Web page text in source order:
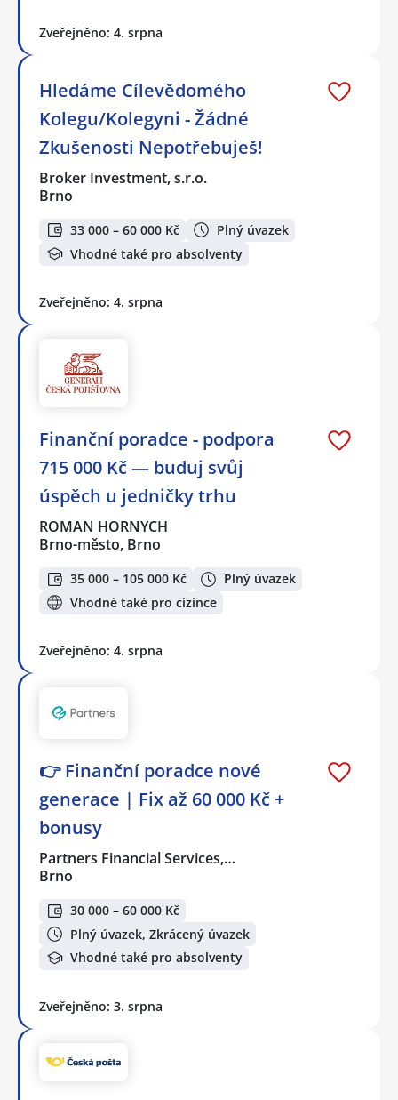
Zveřejněno: 4. srpna
Hledáme Cílevědomého
Kolegu/Kolegyni - Žádné
Zkušenosti Nepotřebuješ!
Broker Investment, s.r.o.
Brno
33 000 – 60 000 Kč
Plný úvazek
Vhodné také pro absolventy
Zveřejněno: 4. srpna
Finanční poradce - podpora
715 000 Kč — buduj svůj
úspěch u jedničky trhu
ROMAN HORNYCH
Brno-město, Brno
35 000 – 105 000 Kč
Plný úvazek
Vhodné také pro cizince
Zveřejněno: 4. srpna
👉 Finanční poradce nové
generace | Fix až 60 000 Kč +
bonusy
Partners Financial Services,…
Brno
30 000 – 60 000 Kč
Plný úvazek, Zkrácený úvazek
Vhodné také pro absolventy
Zveřejněno: 3. srpna